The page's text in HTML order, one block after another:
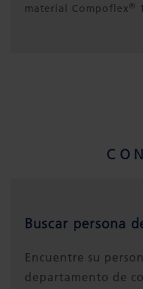
material Compoflex ®
Buscar persona
Encuentre su
departamento de